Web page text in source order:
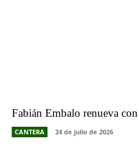
Fabián Embalo renueva
CANTERA 24 de julio de 2026